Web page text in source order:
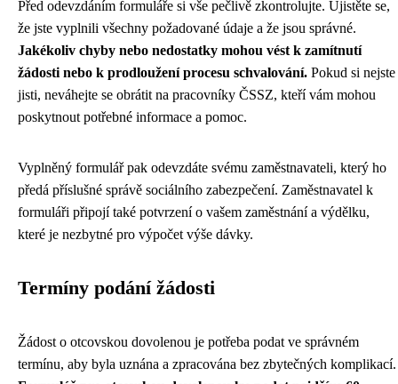
Před odevzdáním formuláře si vše pečlivě zkontrolujte. Ujistěte se,
že jste vyplnili všechny požadované údaje a že jsou správné.
Jakékoliv chyby nebo nedostatky mohou vést k zamítnutí
žádosti nebo k prodloužení procesu schvalování. Pokud si nejste
jisti, neváhejte se obrátit na pracovníky ČSSZ, kteří vám mohou
poskytnout potřebné informace a pomoc.
Vyplněný formulář pak odevzdáte svému zaměstnavateli, který ho
předá příslušné správě sociálního zabezpečení. Zaměstnavatel k
formuláři připojí také potvrzení o vašem zaměstnání a výdělku,
které je nezbytné pro výpočet výše dávky.
Termíny podání žádosti
Žádost o otcovskou dovolenou je potřeba podat ve správném
termínu, aby byla uznána a zpracována bez zbytečných komplikací.